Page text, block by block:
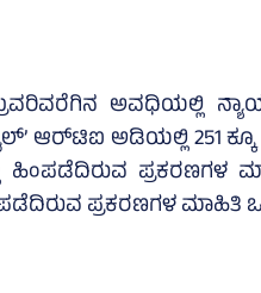
ಅವಧಿಯಲ್ಲಿ
ಆರ್‌ಟಿಐ ಅಡಿಯಲ್ಲಿ 251
ಹಿಂಪಡೆದಿರುವ ಪ್ರಕರಣಗಳ
ಪ್ರಕರಣಗಳ ಮಾಹಿತಿ